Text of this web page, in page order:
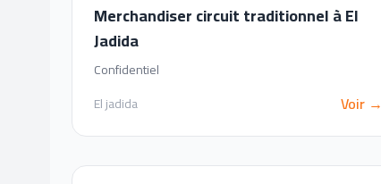
Merchandiser circuit traditionnel à El
Jadida
Confidentiel
El jadida
Voir →